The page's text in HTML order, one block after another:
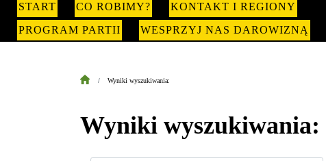
START CO ROBIMY?
KONTAKT I REGIONY
PROGRAM PARTII
WESPRZYJ NAS DAROWIZNĄ
Wyniki wyszukiwania:
Wyniki